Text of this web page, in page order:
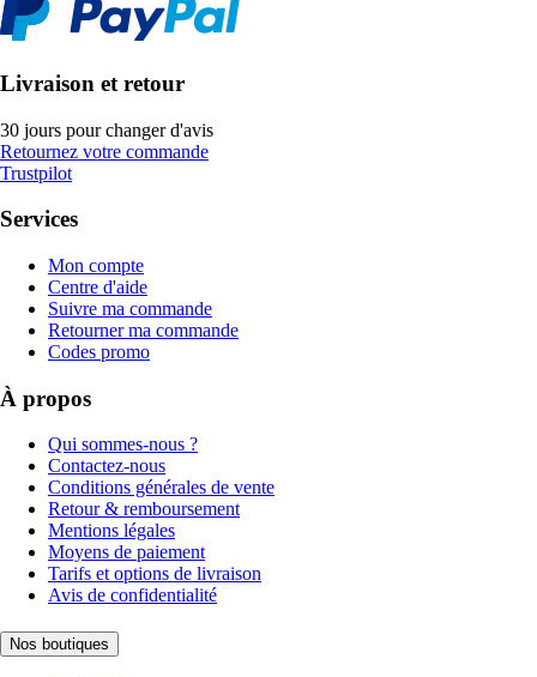
Livraison et retour
30 jours pour changer d'avis
Retournez votre commande
Trustpilot
Services
Mon compte
Centre d'aide
Suivre ma commande
Retourner ma commande
Codes promo
À propos
Qui sommes-nous ?
Contactez-nous
Conditions générales de vente
Retour & remboursement
Mentions légales
Moyens de paiement
Tarifs et options de livraison
Avis de confidentialité
Nos boutiques